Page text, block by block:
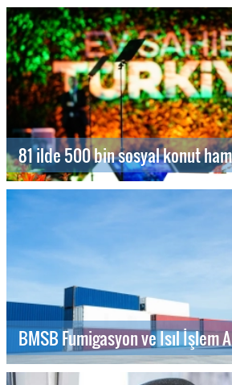
81 ilde 500 bin sosyal konut
BMSB Fumigasyon ve Isıl İşlem